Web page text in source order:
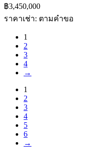
฿3,450,000
ราคาเช่า: ตามคําขอ
1
2
3
4
→
1
2
3
4
5
6
→